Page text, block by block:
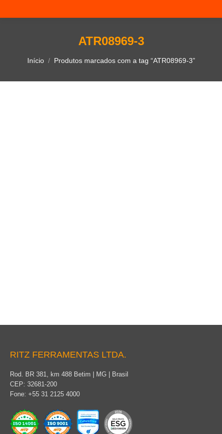
ATR08969-3
Você está aqui:
Início Produtos marcados com a tag “ATR08969-3”
RITZ FERRAMENTAS LTDA.
Rod. BR 381, km 488 Betim | MG | Brasil
CEP: 32681-200
Fone: +55 31 2125 4000